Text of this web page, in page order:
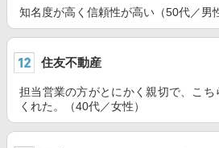
知名度が高く信頼性が高い（50代／男
住友不動産
担当営業の方がとにかく親切で、こ
くれた。（40代／女性）